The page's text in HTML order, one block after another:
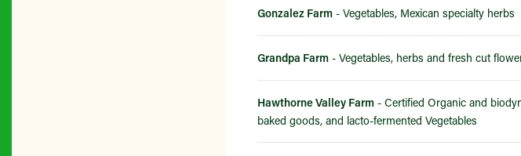
Gonzalez Farm - Vegetables, Mexican specialty herbs
Grandpa Farm - Vegetables, herbs and fresh cut
Hawthorne Valley Farm - Certified Organic and
baked goods, and lacto-fermented Vegetables